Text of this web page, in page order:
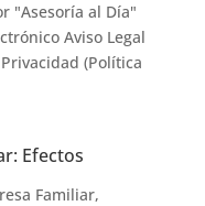
"Asesoría al Día"
Aviso Legal
(Política
Efectos
Familiar,